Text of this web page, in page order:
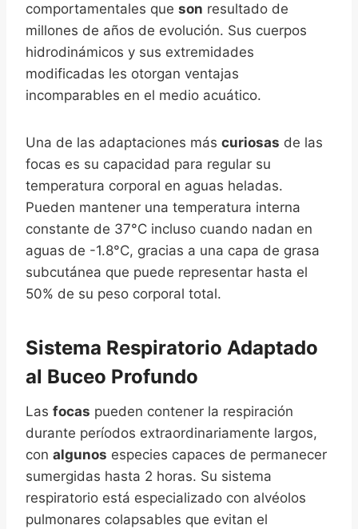
comportamentales que son resultado de
millones de años de evolución. Sus cuerpos
hidrodinámicos y sus extremidades
modificadas les otorgan ventajas
incomparables en el medio acuático.
Una de las adaptaciones más curiosas de las
focas es su capacidad para regular su
temperatura corporal en aguas heladas.
Pueden mantener una temperatura interna
constante de 37°C incluso cuando nadan en
aguas de -1.8°C, gracias a una capa de grasa
subcutánea que puede representar hasta el
50% de su peso corporal total.
Sistema Respiratorio Adaptado
al Buceo Profundo
Las focas pueden contener la respiración
durante períodos extraordinariamente largos,
con algunos especies capaces de permanecer
sumergidas hasta 2 horas. Su sistema
respiratorio está especializado con alvéolos
pulmonares colapsables que evitan el